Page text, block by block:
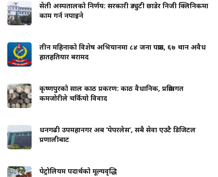
सेती अस्पतालको निर्णय: सरकारी ड्युटी छाडेर निजी क्लिनिकमा
काम गर्न नपाइने
तीन महिनाको विशेष अभियानमा ८४ जना पक्राउ, ६७ थान अवैध
हातहतियार बरामद
कृष्णपुरको साल काठ प्रकरण: काठ वैधानिक, प्रक्रियागत
कमजोरीले चर्कियो विवाद
धनगढी उपमहानगर अब ‘पेपरलेस’, सबै सेवा एउटै डिजिटल
प्रणालीबाट
पेट्रोलियम पदार्थको मूल्यवृद्धि